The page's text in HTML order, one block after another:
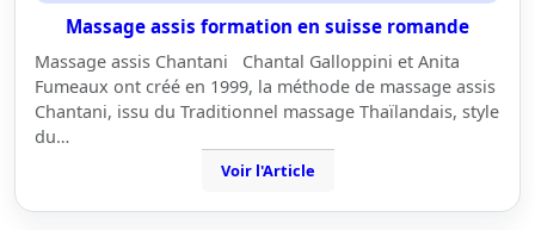
Massage assis formation en suisse romande
Massage assis Chantani Chantal Galloppini et Anita
Fumeaux ont créé en 1999, la méthode de massage assis
Chantani, issu du Traditionnel massage Thaïlandais, style
du…
Voir l'Article